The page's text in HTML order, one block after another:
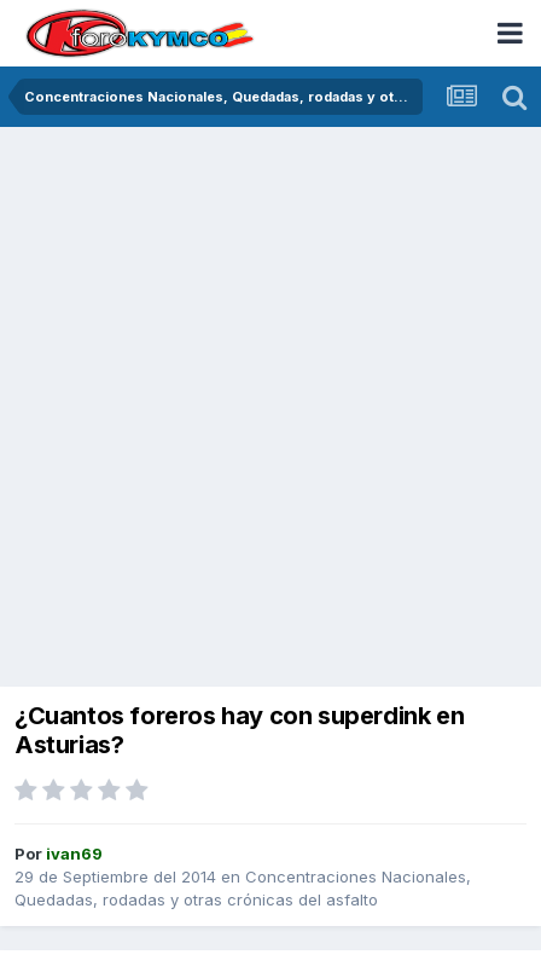
Concentraciones Nacionales, Quedadas, rodadas y otras crónicas del asfalto
¿Cuantos foreros hay con superdink en
Asturias?
Por ivan69
29 de Septiembre del 2014 en Concentraciones Nacionales,
Quedadas, rodadas y otras crónicas del asfalto